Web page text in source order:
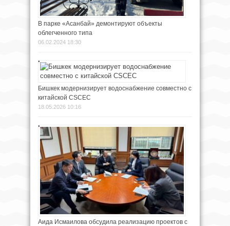
В парке «Асанбай» демонтируют объекты
облегченного типа
06.02.2024 18:30
Бишкек модернизирует водоснабжение совместно с
китайской CSCEC
18.05.2026 10:16
Аида Исмаилова обсудила реализацию проектов с